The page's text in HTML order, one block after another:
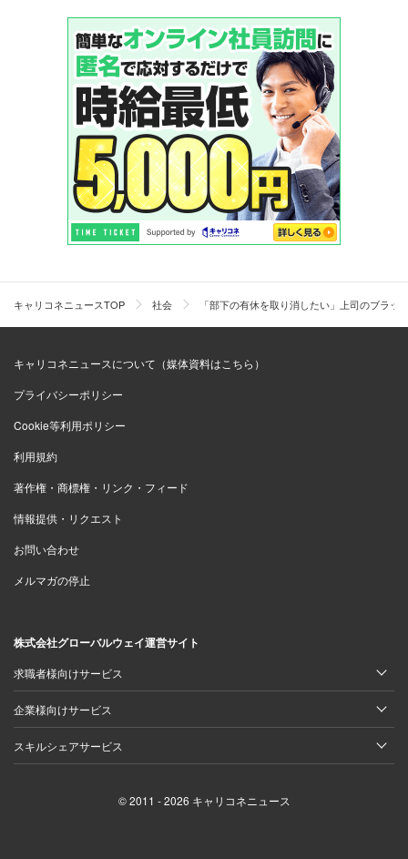
キャリコネニュースTOP 社会 「部下の有休を取り消したい」上司のブラ
キャリコネニュースについて（媒体資料はこちら）
プライバシーポリシー
Cookie等利用ポリシー
利用規約
著作権・商標権・リンク・フィード
情報提供・リクエスト
お問い合わせ
メルマガの停止
株式会社グローバルウェイ運営サイト
求職者様向けサービス
企業様向けサービス
スキルシェアサービス
© 2011 - 2026 キャリコネニュース